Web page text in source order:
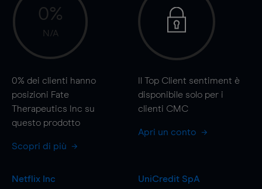
0%
N/A
0% dei clienti hanno
posizioni Fate
Therapeutics Inc su
questo prodotto
Scopri di più
Il Top Client sentiment è
disponibile solo per i
clienti CMC
Apri un conto
Netflix Inc
UniCredit SpA